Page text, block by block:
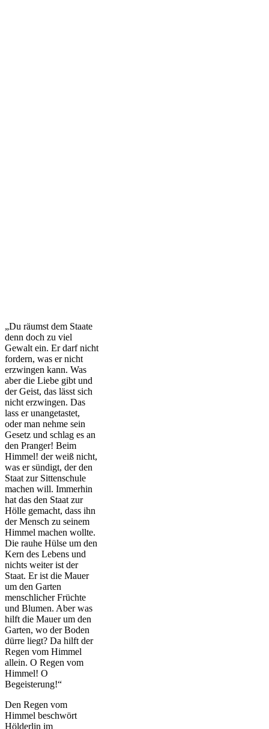
„Du räumst dem Staate
denn doch zu viel
Gewalt ein. Er darf nicht
fordern, was er nicht
erzwingen kann. Was
aber die Liebe gibt und
der Geist, das lässt sich
nicht erzwingen. Das
lass er unangetastet,
oder man nehme sein
Gesetz und schlag es an
den Pranger! Beim
Himmel! der weiß nicht,
was er sündigt, der den
Staat zur Sittenschule
machen will. Immerhin
hat das den Staat zur
Hölle gemacht, dass ihn
der Mensch zu seinem
Himmel machen wollte.
Die rauhe Hülse um den
Kern des Lebens und
nichts weiter ist der
Staat. Er ist die Mauer
um den Garten
menschlicher Früchte
und Blumen. Aber was
hilft die Mauer um den
Garten, wo der Boden
dürre liegt? Da hilft der
Regen vom Himmel
allein. O Regen vom
Himmel! O
Begeisterung!“
Den Regen vom
Himmel beschwört
Hölderlin im